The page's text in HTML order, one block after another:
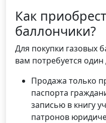
Как
баллончики?
Для покупки газовых
вам потребуется
Продажа только
паспорта
записью в книгу
патронов